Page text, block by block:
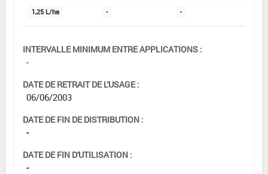
1,25 L/ha - -
INTERVALLE MINIMUM ENTRE APPLICATIONS :
-
DATE DE RETRAIT DE L'USAGE :
06/06/2003
DATE DE FIN DE DISTRIBUTION :
-
DATE DE FIN D'UTILISATION :
-